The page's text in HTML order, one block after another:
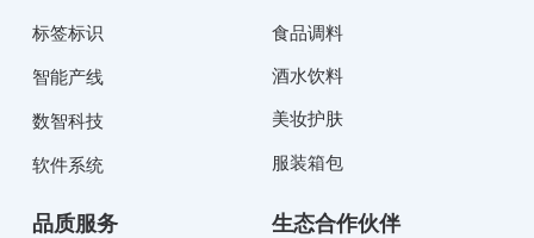
标签标识
智能产线
数智科技
软件系统
食品调料
酒水饮料
美妆护肤
服装箱包
品质服务 生态合作伙伴